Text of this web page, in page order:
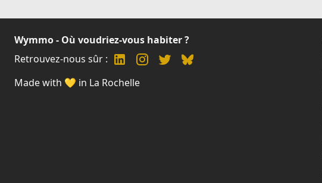
Wymmo - Où voudriez-vous habiter ?
Retrouvez-nous sûr :
Made with 💛 in La Rochelle